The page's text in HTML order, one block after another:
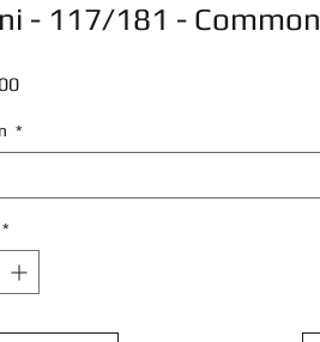
- 117/181 - Common
Precio
*
*